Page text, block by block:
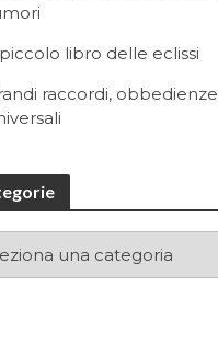
libro delle eclissi
raccordi, obbedienze